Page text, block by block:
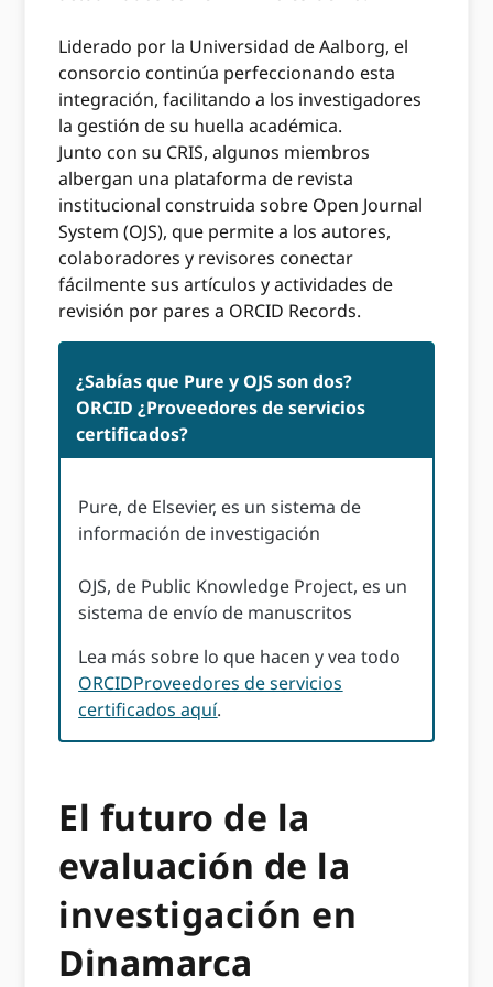
Liderado por la Universidad de Aalborg, el
consorcio continúa perfeccionando esta
integración, facilitando a los investigadores
la gestión de su huella académica.
Junto con su CRIS, algunos miembros
albergan una plataforma de revista
institucional construida sobre Open Journal
System (OJS), que permite a los autores,
colaboradores y revisores conectar
fácilmente sus artículos y actividades de
revisión por pares a ORCID Records.
¿Sabías que Pure y OJS son dos?
ORCID ¿Proveedores de servicios
certificados?
Pure, de Elsevier, es un sistema de
información de investigación
OJS, de Public Knowledge Project, es un
sistema de envío de manuscritos
Lea más sobre lo que hacen y vea todo
ORCIDProveedores de servicios
certificados aquí.
El futuro de la
evaluación de la
investigación en
Dinamarca